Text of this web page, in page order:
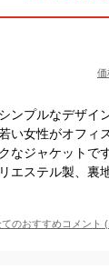
価
ンプルなデザイ
い女性がオフィ
なジャケットで
エステル製、裏
てのおすすめコメント (